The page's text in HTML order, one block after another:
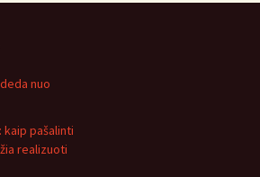
nuo
pašalinti
realizuoti